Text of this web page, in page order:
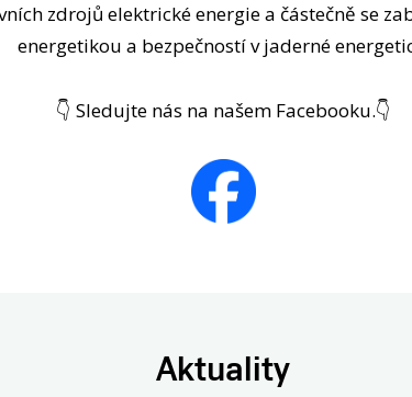
zdrojů elektrické energie a částečně se
energetikou a bezpečností v jaderné
👇 Sledujte nás na našem Facebooku.👇
Aktuality